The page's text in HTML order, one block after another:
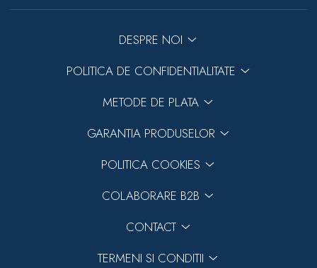
DESPRE NOI
POLITICA DE CONFIDENTIALITATE
METODE DE PLATA
GARANTIA PRODUSELOR
POLITICA COOKIES
COLABORARE B2B
CONTACT
TERMENI SI CONDITII